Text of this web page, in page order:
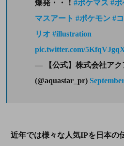
爆発・・！ #ポケマス #
マスアート #ポケモン #
リオ #illustration
pic.twitter.com/
— 【公式】株式会社アク
(@aquastar_pr)
近年では様々な人気IPを日本の